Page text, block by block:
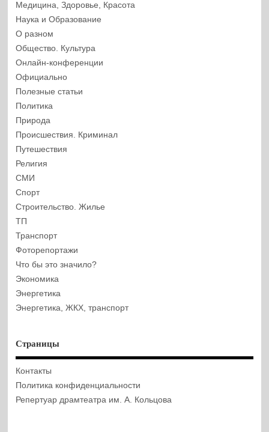
Медицина, Здоровье, Красота
Наука и Образование
О разном
Общество. Культура
Онлайн-конференции
Официально
Полезные статьи
Политика
Природа
Происшествия. Криминал
Путешествия
Религия
СМИ
Спорт
Строительство. Жилье
ТП
Транспорт
Фоторепортажи
Что бы это значило?
Экономика
Энергетика
Энергетика, ЖКХ, транспорт
Страницы
Контакты
Политика конфиденциальности
Репертуар драмтеатра им. А. Кольцова